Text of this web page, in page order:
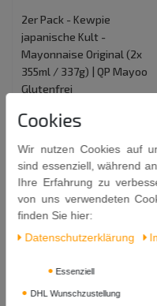
2er Pack - Kewpie
japanische Kult -
Mayonnaise Original (2x
355ml / 337g) | QP Mayoo
Glutenfrei
9,29 €
In den Warenkorb
Cookies
Wir nutzen Cookies auf
sind essenziell, während
Ihre Erfahrung zu
von uns verwendeten
finden Sie hier:
Daten­schutz­erklärung
Essenziell
DHL Wunschzustellung